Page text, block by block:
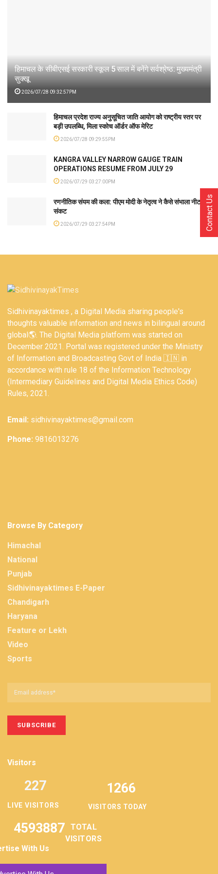
हिमाचल के सीबीएसई सरकारी स्कूल 5 साल में बनेंगे सर्वश्रेष्ठ: मुख्यमंत्री
सुक्खू
2026/07/28 09:32:57PM
हिमाचल प्रदेश राज्य अनुसूचित जाति आयोग को राष्ट्रीय स्तर पर
बड़ी उपलब्धि, मिला स्कोच ऑर्डर ऑफ मेरिट
2026/07/28 09:29:55PM
KANGRA VALLEY NARROW GAUGE TRAIN
OPERATIONS RESUME FROM JULY 29
2026/07/29 03:27:00PM
रणनीतिक संयम की कला: पीएम मोदी के नेतृत्व ने कैसे संभाला नीट
संकट
2026/07/29 03:27:54PM
Sidhivinayaktimes , a Digital Media sharing people's
thoughts valuable information and news in bilingual around
global🌎. The Digital Media platform was started on
December 2021. Portal was registered under the Ministry
of Information and Broadcasting Govt of India 🇮🇳 in
accordance with rule 18 of the Information Technology
(Intermediary Guidelines and Digital Media Ethics Code)
Rules, 2021.
Email: sidhivinayaktimes@gmail.com
Phone: 9816013276
Browse By Category
Himachal
National
Punjab
Sidhivinayaktimes E-Paper
Chandigarh
Haryana
Feature or Lekh
Video
Sports
Visitors
LIVE VISITORS
227 1266
VISITORS TODAY
4593887
TOTAL
VISITORS
With Us
Contact Us